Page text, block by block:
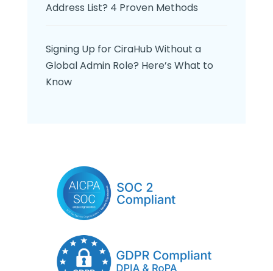
Address List? 4 Proven Methods
Signing Up for CiraHub Without a
Global Admin Role? Here’s What to
Know